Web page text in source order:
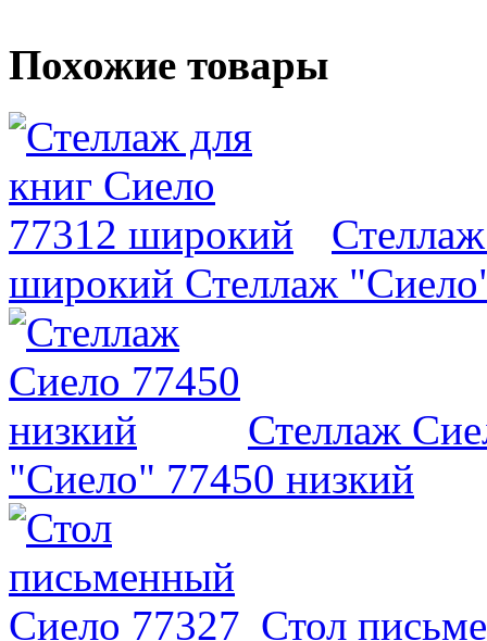
Похожие товары
широкий Стеллаж
Стеллаж
"Сиело" 77450 низкий
Стол